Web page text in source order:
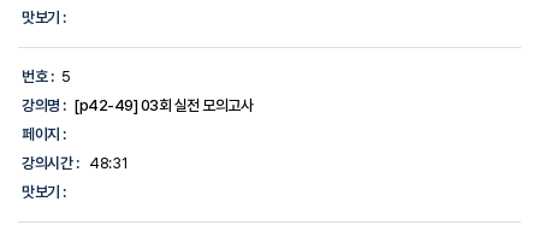
맛보기 :
번호 : 5
강의명 : [p42-49] 03회 실전 모의고사
페이지 :
강의시간 :
48:31
맛보기 :